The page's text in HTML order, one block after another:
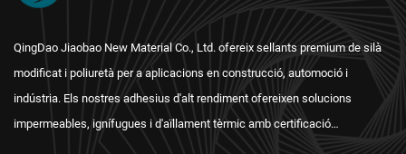
QingDao Jiaobao New Material Co., Ltd. ofereix sellants premium de silà
modificat i poliuretà per a aplicacions en construcció, automoció i
indústria. Els nostres adhesius d'alt rendiment ofereixen solucions
impermeables, ignífugues i d'aïllament tèrmic amb certificació